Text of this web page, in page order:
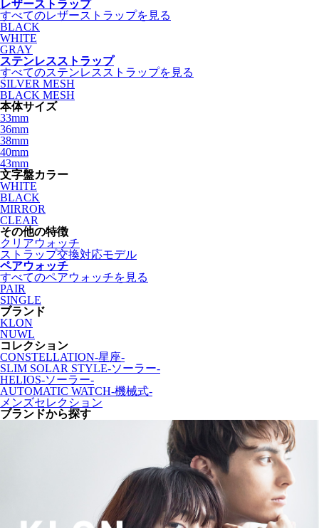
レザーストラップ
すべてのレザーストラップを見る
BLACK
WHITE
GRAY
ステンレスストラップ
すべてのステンレスストラップを見る
SILVER MESH
BLACK MESH
本体サイズ
33mm
36mm
38mm
40mm
43mm
文字盤カラー
WHITE
BLACK
MIRROR
CLEAR
その他の特徴
クリアウォッチ
ストラップ交換対応モデル
ペアウォッチ
すべてのペアウォッチを見る
PAIR
SINGLE
ブランド
KLON
NUWL
コレクション
CONSTELLATION-星座-
SLIM SOLAR STYLE-ソーラー-
HELIOS-ソーラー-
AUTOMATIC WATCH-機械式-
メンズセレクション
ブランドから探す